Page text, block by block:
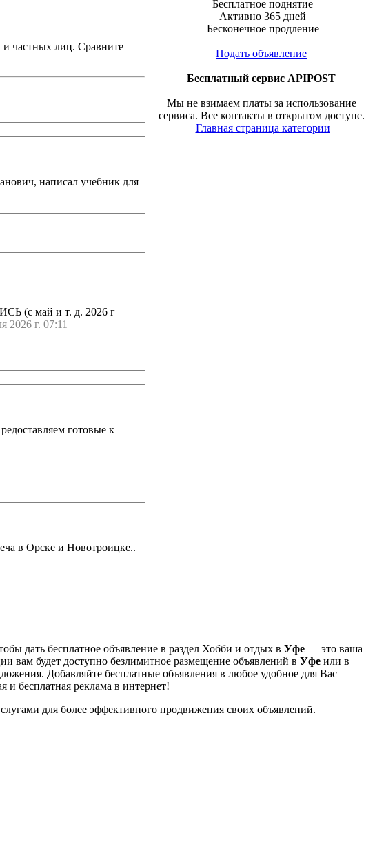
и частных лиц. Сравните
написал учебник для
май и т. д. 2026 г
2026 г. 07:11
готовые к
в Орске и Новотроицке..
Бесплатное поднятие
Активно 365 дней
Бесконечное продление
Подать объявление
Бесплатный сервис APIPOST
Мы не взимаем платы за использование
сервиса. Все контакты в открытом доступе.
Главная страница категории
дать бесплатное объявление в раздел Хобби и отдых в Уфе — это ваша
вам будет доступно безлимитное размещение объявлений в Уфе или в
Добавляйте бесплатные объявления в любое удобное для Вас
бесплатная реклама в интернет!
для более эффективного продвижения своих объявлений.